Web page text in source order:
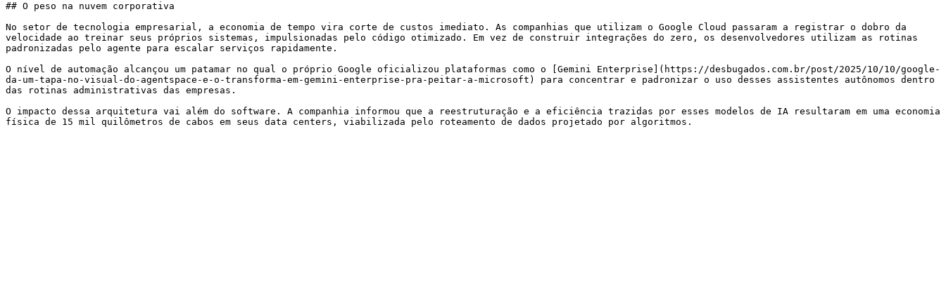
## O peso na nuvem corporativa
No setor de tecnologia empresarial, a economia de tempo vira corte de custos imediato. As companhias que utilizam o Google Cloud passaram a registrar o dobro da
velocidade ao treinar seus próprios sistemas, impulsionadas pelo código otimizado. Em vez de construir integrações do zero, os desenvolvedores utilizam as rotinas
padronizadas pelo agente para escalar serviços rapidamente.
O nível de automação alcançou um patamar no qual o próprio Google oficializou plataformas como o [Gemini Enterprise](https://desbugados.com.br/post/2025/10/10/google-
da-um-tapa-no-visual-do-agentspace-e-o-transforma-em-gemini-enterprise-pra-peitar-a-microsoft) para concentrar e padronizar o uso desses assistentes autônomos dentro
das rotinas administrativas das empresas.
O impacto dessa arquitetura vai além do software. A companhia informou que a reestruturação e a eficiência trazidas por esses modelos de IA resultaram em uma economia
física de 15 mil quilômetros de cabos em seus data centers, viabilizada pelo roteamento de dados projetado por algoritmos.